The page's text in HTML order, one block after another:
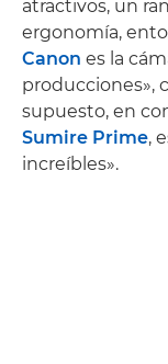
atractivos, un
ergonomía,
Canon es la
producciones»,
supuesto, en
Sumire Prime,
increíbles».